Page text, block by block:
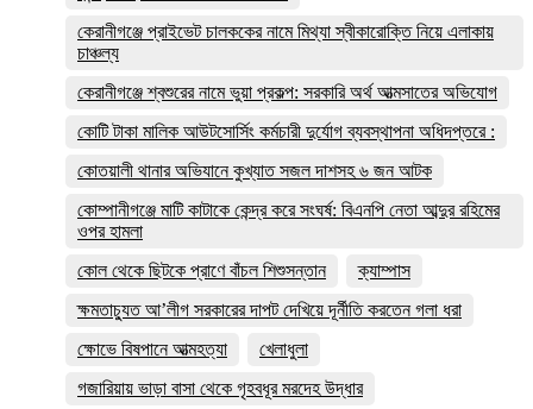
কেরানীগঞ্জে প্রাইভেট চালককের নামে মিথ্যা স্বীকারোক্তি নিয়ে এলাকায়
চাঞ্চল্য
কেরানীগঞ্জে শ্বশুরের নামে ভুয়া প্রকল্প: সরকারি অর্থ আত্মসাতের অভিযোগ
কোটি টাকা মালিক আউটসোর্সিং কর্মচারী দুর্যোগ ব্যবস্থাপনা অধিদপ্তরে :
কোতয়ালী থানার অভিযানে কুখ্যাত সজল দাশসহ ৬ জন আটক
কোম্পানীগঞ্জে মাটি কাটাকে কেন্দ্র করে সংঘর্ষ: বিএনপি নেতা আব্দুর রহিমের
ওপর হামলা
কোল থেকে ছিটকে প্রাণে বাঁচল শিশুসন্তান
ক্যাম্পাস
ক্ষমতাচ্যুত আ’লীগ সরকারের দাপট দেখিয়ে দূর্নীতি করতেন গলা ধরা
ক্ষোভে বিষপানে আত্মহত্যা
খেলাধুলা
গজারিয়ায় ভাড়া বাসা থেকে গৃহবধূর মরদেহ উদ্ধার